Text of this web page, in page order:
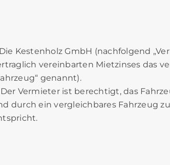
Die Kestenholz GmbH (nachfolgend
vereinbarten Mietzinses das
genannt).
Der Vermieter ist berechtigt, das
durch ein vergleichbares Fahrzeug